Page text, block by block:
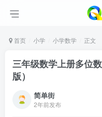
首页 小学 小学数学 正文
三年级数学上册多位
版）
简单街
2年前发布